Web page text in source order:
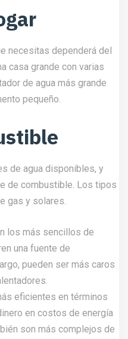
necesitas dependerá del
casa grande con varias
de agua más grande
pequeño.
de agua disponibles, y
de combustible. Los tipos
gas y solares.
los más sencillos de
una fuente de
pueden ser más caros
eficientes en términos
en costos de energía
son más complejos de